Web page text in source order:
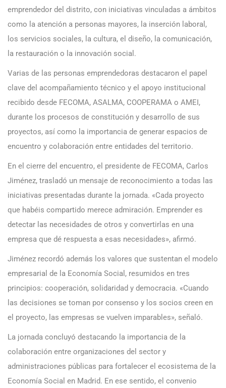
emprendedor del distrito, con iniciativas vinculadas a ámbitos
como la atención a personas mayores, la inserción laboral,
los servicios sociales, la cultura, el diseño, la comunicación,
la restauración o la innovación social.
Varias de las personas emprendedoras destacaron el papel
clave del acompañamiento técnico y el apoyo institucional
recibido desde FECOMA, ASALMA, COOPERAMA o AMEI,
durante los procesos de constitución y desarrollo de sus
proyectos, así como la importancia de generar espacios de
encuentro y colaboración entre entidades del territorio.
En el cierre del encuentro, el presidente de FECOMA, Carlos
Jiménez, trasladó un mensaje de reconocimiento a todas las
iniciativas presentadas durante la jornada. «Cada proyecto
que habéis compartido merece admiración. Emprender es
detectar las necesidades de otros y convertirlas en una
empresa que dé respuesta a esas necesidades», afirmó.
Jiménez recordó además los valores que sustentan el modelo
empresarial de la Economía Social, resumidos en tres
principios: cooperación, solidaridad y democracia. «Cuando
las decisiones se toman por consenso y los socios creen en
el proyecto, las empresas se vuelven imparables», señaló.
La jornada concluyó destacando la importancia de la
colaboración entre organizaciones del sector y
administraciones públicas para fortalecer el ecosistema de la
Economía Social en Madrid. En ese sentido, el convenio